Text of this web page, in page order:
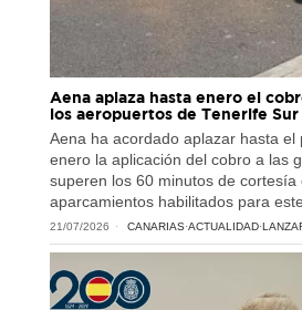
Aena aplaza hasta enero el
los aeropuertos de Tenerife
Aena ha acordado aplazar hasta el
enero la aplicación del cobro a las
superen los 60 minutos de cortesía
aparcamientos habilitados para
21/07/2026 CANARIAS·ACTUALIDAD·